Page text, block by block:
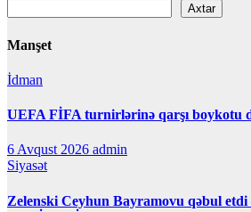
Axtar
Manşet
İdman
UEFA FİFA turnirlərinə qarşı boykotu
6 Avqust 2026 admin
Siyasət
Zelenski Ceyhun Bayramovu qəbul